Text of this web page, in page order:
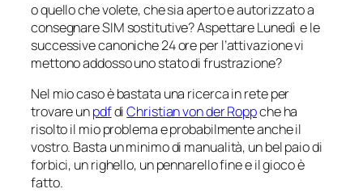
o quello che volete, che sia aperto e autorizzato a
consegnare SIM sostitutive? Aspettare Lunedì e le
successive canoniche 24 ore per l’attivazione vi
mettono addosso uno stato di frustrazione?
Nel mio caso è bastata una ricerca in rete per
trovare unpdfdiChristian von der Roppche ha
risolto il mio problema e probabilmente anche il
vostro. Basta un minimo di manualità, un bel paio di
forbici, un righello, un pennarello fine e il gioco è
fatto.